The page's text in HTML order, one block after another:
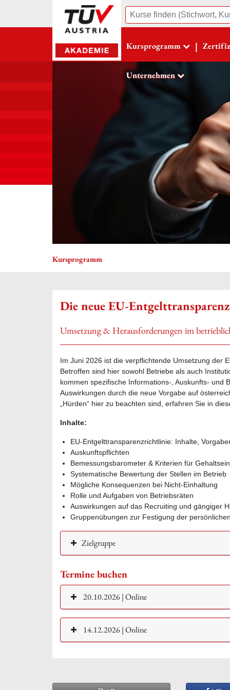
Suche
Kursprogramm |
Unternehmen
Kursprogramm
Die neue EU-
Umsetzung & Herausforderungen im
Im Juni 2026 ist die verpflichtende Umsetzung der
Betroffen sind hier sowohl Betriebe als auch
kommen spezifische Informations-, Auskunfts- und
Auswirkungen durch die neue Vorgabe auf
„Hürden“ hier zu beachten sind, erfahren Sie in
Inhalte:
EU-Entgelttransparenzrichtlinie: Inhalte,
Auskunftspflichten
Bemessungsbarometer & Kriterien für
Systematische Bewertung der Stellen im Betrieb
Mögliche Konsequenzen bei Nicht-Einhaltung
Rolle und Aufgaben von Betriebsräten
Auswirkungen auf das Recruiting und gängiger
Gruppenübungen zur Festigung der
Zielgruppe
Termine buchen
20.10.2026 | Online
14.12.2026 | Online